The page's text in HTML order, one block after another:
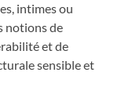
intimes ou
notions de
et de
sensible et